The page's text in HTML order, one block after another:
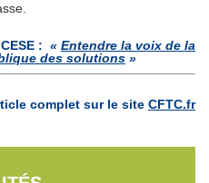
: « Entendre la voix de la
des solutions »
complet sur le site CFTC.fr